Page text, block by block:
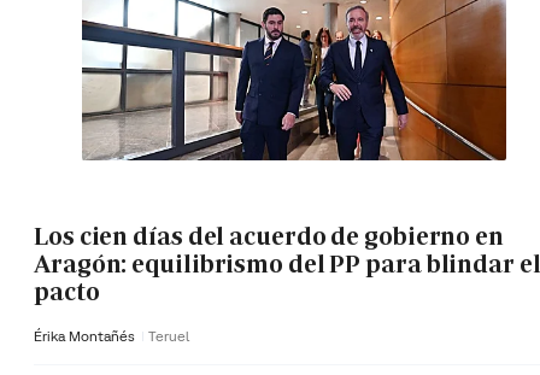
Los cien días del acuerdo de gobierno en
Aragón: equilibrismo del PP para blindar el
pacto
Érika Montañés Teruel